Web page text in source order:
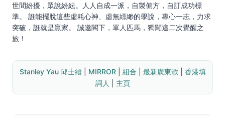
世間紛擾，眾說紛紜。人人自成一派，自製偏方，自訂成功標
準。 誰能擺脫這些虛耗心神、虛無縹緲的學說，專心一志，力求
突破，誰就是贏家。 誠邀閣下，單人匹馬，獨闖這二次覺醒之
旅！
Stanley Yau 邱士縉 | MIRROR | 組合 最新廣東歌
香港填
詞人
主頁